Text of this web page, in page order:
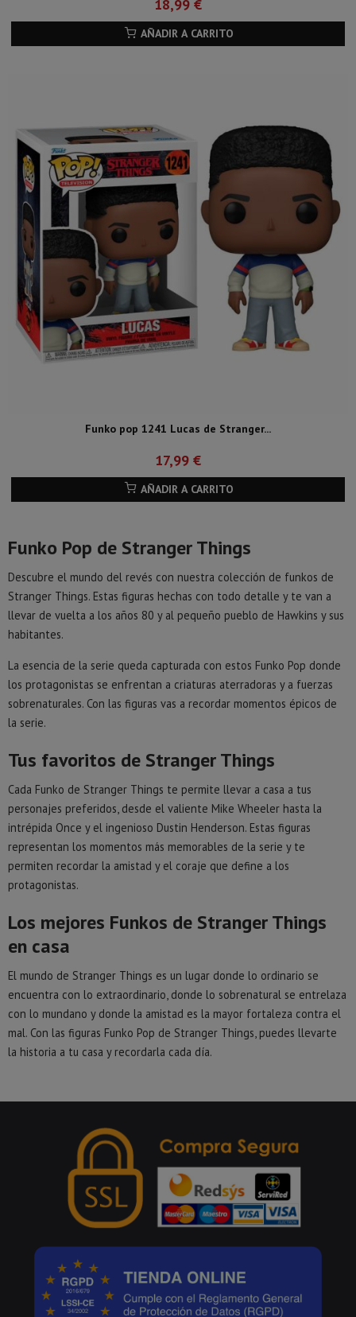
18,99 €
AÑADIR A CARRITO
Funko pop 1241 Lucas de Stranger...
17,99 €
AÑADIR A CARRITO
Funko Pop de Stranger Things
Descubre el mundo del revés con nuestra colección de funkos de
Stranger Things. Estas figuras hechas con todo detalle y te van a
llevar de vuelta a los años 80 y al pequeño pueblo de Hawkins y sus
habitantes.
La esencia de la serie queda capturada con estos Funko Pop donde
los protagonistas se enfrentan a criaturas aterradoras y a fuerzas
sobrenaturales. Con las figuras vas a recordar momentos épicos de
la serie.
Tus favoritos de Stranger Things
Cada Funko de Stranger Things te permite llevar a casa a tus
personajes preferidos, desde el valiente Mike Wheeler hasta la
intrépida Once y el ingenioso Dustin Henderson. Estas figuras
representan los momentos más memorables de la serie y te
permiten recordar la amistad y el coraje que define a los
protagonistas.
Los mejores Funkos de Stranger Things
en casa
El mundo de Stranger Things es un lugar donde lo ordinario se
encuentra con lo extraordinario, donde lo sobrenatural se entrelaza
con lo mundano y donde la amistad es la mayor fortaleza contra el
mal. Con las figuras Funko Pop de Stranger Things, puedes llevarte
la historia a tu casa y recordarla cada día.